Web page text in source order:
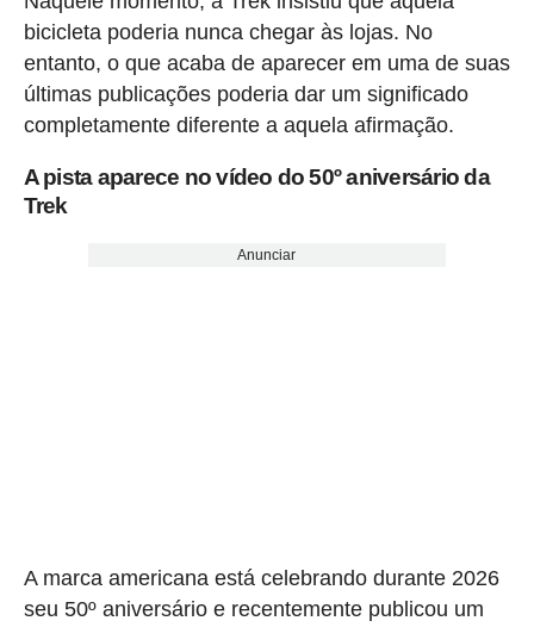
bicicleta poderia nunca chegar às lojas. No
entanto, o que acaba de aparecer em uma de suas
últimas publicações poderia dar um significado
completamente diferente a aquela afirmação.
A pista aparece no vídeo do 50º aniversário da
Trek
Anunciar
A marca americana está celebrando durante 2026
seu 50º aniversário e recentemente publicou um